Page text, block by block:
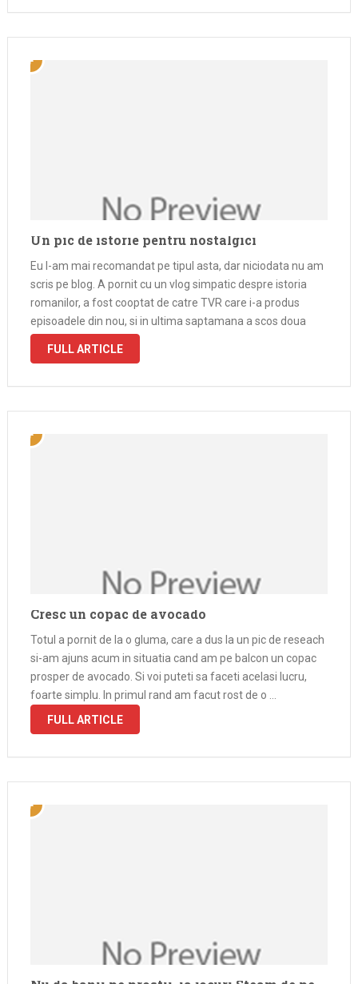
Un pic de istorie pentru nostalgici
Eu l-am mai recomandat pe tipul asta, dar niciodata nu am
scris pe blog. A pornit cu un vlog simpatic despre istoria
romanilor, a fost cooptat de catre TVR care i-a produs
episoadele din nou, si in ultima saptamana a scos doua
episoade foarte bune despre …
FULL ARTICLE
Cresc un copac de avocado
Totul a pornit de la o gluma, care a dus la un pic de reseach
si-am ajuns acum in situatia cand am pe balcon un copac
prosper de avocado. Si voi puteti sa faceti acelasi lucru,
foarte simplu. In primul rand am facut rost de o …
FULL ARTICLE